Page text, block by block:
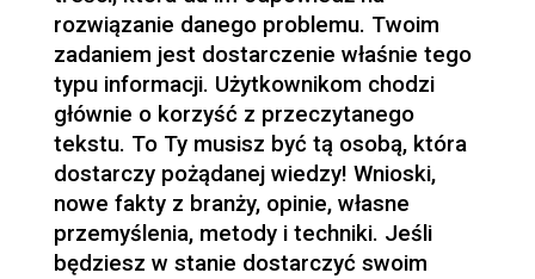
rozwiązanie danego problemu. Twoim
zadaniem jest dostarczenie właśnie tego
typu informacji. Użytkownikom chodzi
głównie o korzyść z przeczytanego
tekstu. To Ty musisz być tą osobą, która
dostarczy pożądanej wiedzy! Wnioski,
nowe fakty z branży, opinie, własne
przemyślenia, metody i techniki. Jeśli
będziesz w stanie dostarczyć swoim